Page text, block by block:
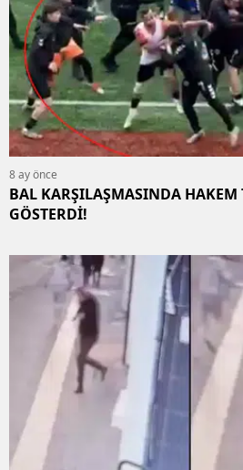
8 ay önce
BAL KARŞILAŞMASINDA
GÖSTERDİ!